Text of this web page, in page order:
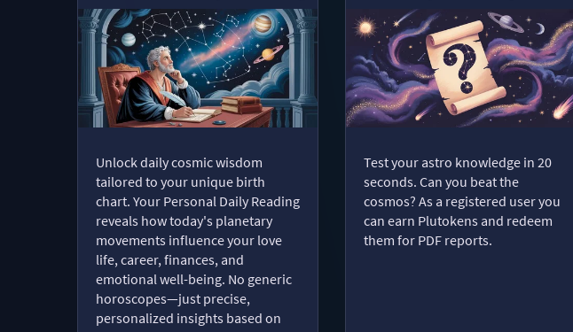
Unlock daily cosmic wisdom
tailored to your unique birth
chart. Your Personal Daily Reading
reveals how today's planetary
movements influence your love
life, career, finances, and
emotional well-being. No generic
horoscopes—just precise,
personalized insights based on
Test your astro knowledge in 20
seconds. Can you beat the
cosmos? As a registered user you
can earn Plutokens and redeem
them for PDF reports.